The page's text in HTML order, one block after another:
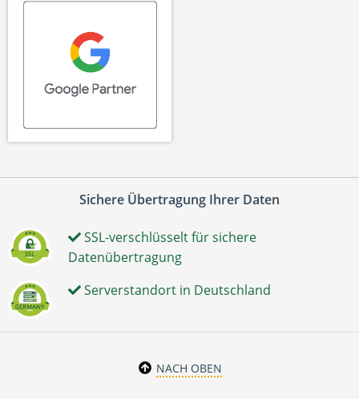
Sichere Übertragung Ihrer Daten
SSL-verschlüsselt für sichere
Datenübertragung
Serverstandort in Deutschland
NACH OBEN